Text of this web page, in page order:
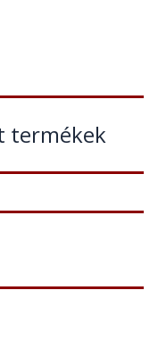
termékek